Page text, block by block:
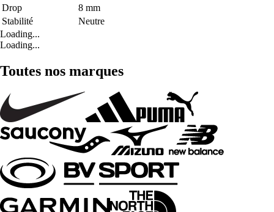
Drop
8 mm
Stabilité
Neutre
Loading...
Loading...
Toutes nos marques